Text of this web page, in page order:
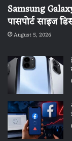
Samsung
पासपोर्ट साइज
August 5, 2026